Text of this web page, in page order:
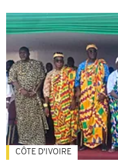
CÔTE D'IVOIRE